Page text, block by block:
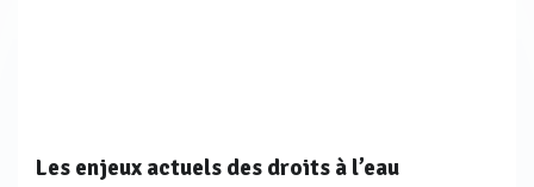
Les enjeux actuels des droits à l’eau